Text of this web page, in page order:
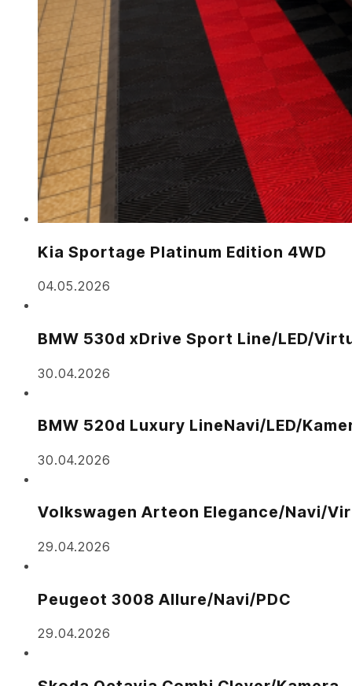
Kia Sportage Platinum Edition 4WD
04.05.2026
BMW 530d xDrive Sport Line/LED/
30.04.2026
BMW 520d Luxury LineNavi/LED/
30.04.2026
Volkswagen Arteon Elegance/Navi/
29.04.2026
Peugeot 3008 Allure/Navi/PDC
29.04.2026